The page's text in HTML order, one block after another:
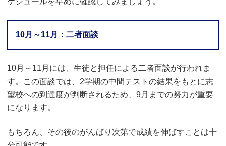
10月～11月：二者面談
10月～11月には、生徒と担任による二者面談が行われま
す。この面談では、2学期の中間テストの結果をもとに志
望校への到達度が判断されるため、9月までの努力が重要
になります。
もちろん、その後のがんばり次第で成績を伸ばすことは十